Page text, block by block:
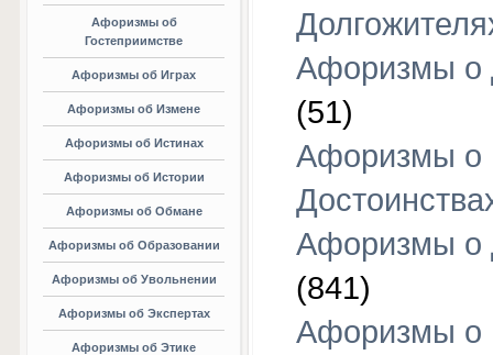
Афоризмы об
Гостеприимстве
Афоризмы об Играх
Афоризмы об Измене
Афоризмы об Истинах
Афоризмы об Истории
Афоризмы об Обмане
Афоризмы об Образовании
Афоризмы об Увольнении
Афоризмы об Экспертах
Афоризмы об Этике
Афоризмы о
(51)
Афоризмы о
Афоризмы о
(841)
Афоризмы о